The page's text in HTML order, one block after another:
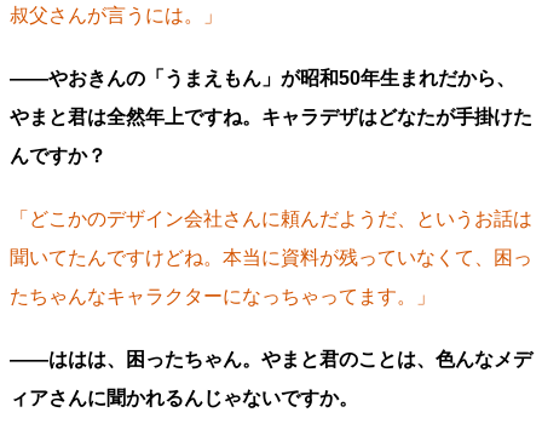
叔父さんが言うには。」
――やおきんの「うまえもん」が昭和50年生まれだから、
やまと君は全然年上ですね。キャラデザはどなたが手掛けた
んですか？
「どこかのデザイン会社さんに頼んだようだ、というお話は
聞いてたんですけどね。本当に資料が残っていなくて、困っ
たちゃんなキャラクターになっちゃってます。」
――ははは、困ったちゃん。やまと君のことは、色んなメデ
ィアさんに聞かれるんじゃないですか。